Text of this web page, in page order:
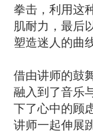
拳击，利用这
肌耐力，最后
塑造迷人的曲
借由讲师的鼓
融入到了音乐
下了心中的顾
讲师一起伸展